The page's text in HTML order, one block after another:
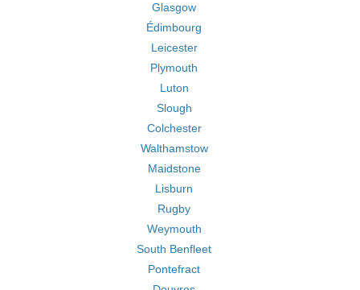
Glasgow
Édimbourg
Leicester
Plymouth
Luton
Slough
Colchester
Walthamstow
Maidstone
Lisburn
Rugby
Weymouth
South Benfleet
Pontefract